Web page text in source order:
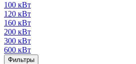
100 кВт
120 кВт
160 кВт
200 кВт
300 кВт
600 кВт
Фильтры